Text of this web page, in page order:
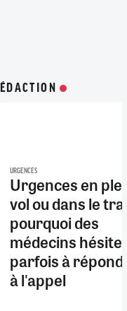
URGENCES
Urgences en
vol ou dans le
pourquoi des
médecins
parfois à
à l'appel